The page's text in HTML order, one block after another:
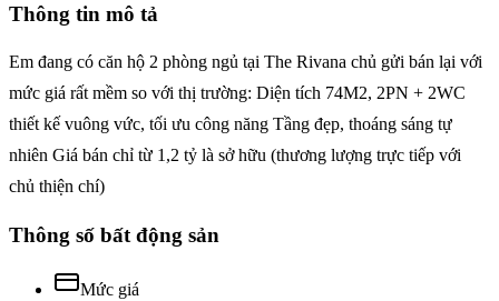
Thông tin mô tả
Em đang có căn hộ 2 phòng ngủ tại The Rivana chủ gửi bán lại với
mức giá rất mềm so với thị trường: Diện tích 74M2, 2PN + 2WC
thiết kế vuông vức, tối ưu công năng Tầng đẹp, thoáng sáng tự
nhiên Giá bán chỉ từ 1,2 tỷ là sở hữu (thương lượng trực tiếp với
chủ thiện chí)
Thông số bất động sản
Mức giá